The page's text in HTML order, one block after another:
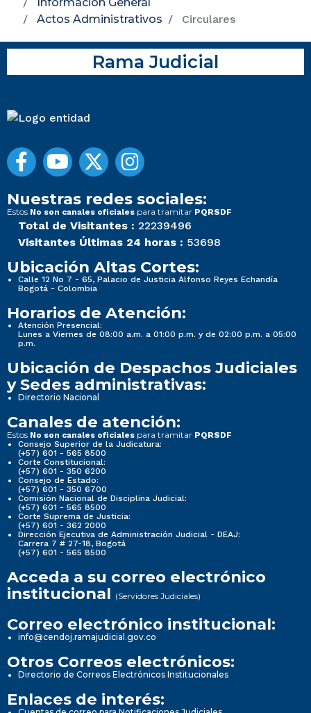
Actos Administrativos
Circulares
Rama Judicial
Nuestras redes sociales:
Estos No son canales oficiales para tramitar PQRSDF
Total de Visitantes : 22239496
Visitantes Últimas 24 horas : 53698
Ubicación Altas Cortes:
Calle 12 No 7 - 65, Palacio de Justicia Alfonso Reyes Echandía
Bogotá - Colombia
Horarios de Atención:
Atención Presencial:
Lunes a Viernes de 08:00 a.m. a 01:00 p.m. y de 02:00 p.m. a 05:00
p.m.
Ubicación de Despachos Judiciales
y Sedes administrativas:
Directorio Nacional
Canales de atención:
Estos No son canales oficiales para tramitar PQRSDF
Consejo Superior de la Judicatura:
(+57) 601 - 565 8500
Corte Constitucional:
(+57) 601 - 350 6200
Consejo de Estado:
(+57) 601 - 350 6700
Comisión Nacional de Disciplina Judicial:
(+57) 601 - 565 8500
Corte Suprema de Justicia:
(+57) 601 - 362 2000
Dirección Ejecutiva de Administración Judicial - DEAJ:
Carrera 7 # 27-18, Bogotá
(+57) 601 - 565 8500
Acceda a su correo electrónico
institucional (Servidores Judiciales)
Correo electrónico institucional:
info@cendoj.ramajudicial.gov.co
Otros Correos electrónicos:
Directorio de Correos Electrónicos Institucionales
Enlaces de interés: